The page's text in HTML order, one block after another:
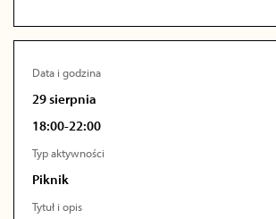
Data i godzina
29 sierpnia
18:00-22:00
Typ aktywności
Piknik
Tytuł i opis